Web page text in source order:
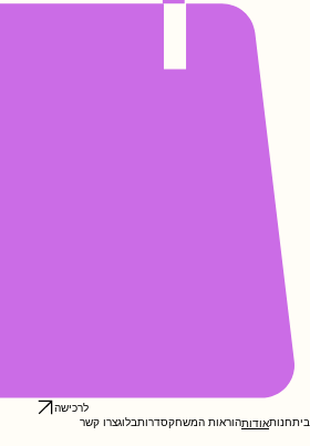
לרכישה
ביתחנותאודותהוראות המשחקסדרותבלוגצרו קשר